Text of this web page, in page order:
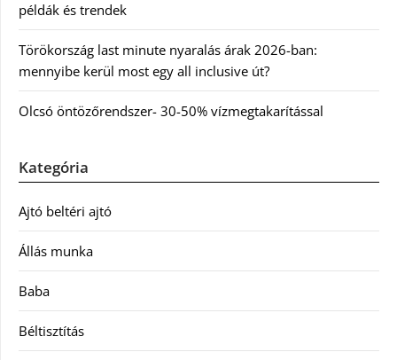
példák és trendek
Törökország last minute nyaralás árak 2026-ban:
mennyibe kerül most egy all inclusive út?
Olcsó öntözőrendszer- 30-50% vízmegtakarítással
Kategória
Ajtó beltéri ajtó
Állás munka
Baba
Béltisztítás